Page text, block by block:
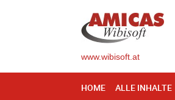
www.wibisoft.at
HOME ALLE INHALTE